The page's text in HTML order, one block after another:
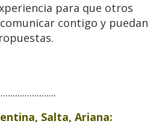
para que otros
contigo y puedan
Salta, Ariana: